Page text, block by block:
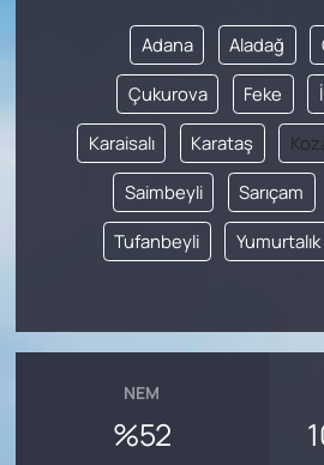
Adana Aladağ
Çukurova Feke
Karaisalı Karataş
Saimbeyli Sarıçam
Tufanbeyli Yumurtalık
NEM
%52